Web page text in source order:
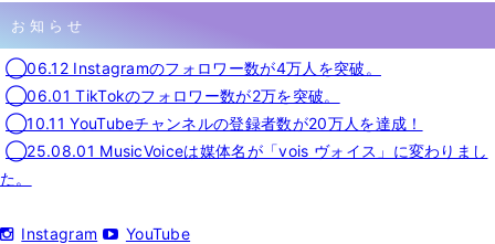
お知らせ
◯06.12 Instagramのフォロワー数が4万人を突破。
◯06.01 TikTokのフォロワー数が2万を突破。
◯10.11 YouTubeチャンネルの登録者数が20万人を達成！
◯25.08.01 MusicVoiceは媒体名が「vois ヴォイス」に変わりまし
た。
Instagram YouTube